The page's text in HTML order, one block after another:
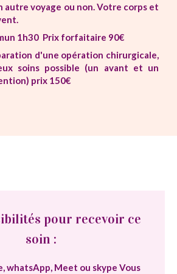
autre voyage ou non. Votre corps et
1h30 Prix forfaitaire 90€
d'une opération chirurgicale,
soins possible (un avant et un
prix 150€
pour recevoir ce
soin :
whatsApp, Meet ou skype Vous